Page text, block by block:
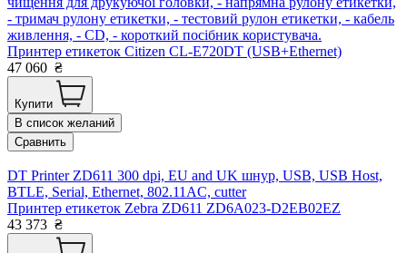
- тримач рулону етикетки, - тестовий рулон етикетки, - кабель
живлення, - CD, - короткий посібник користувача.
Принтер етикеток Citizen CL-E720DT (USB+Ethernet)
47 060 ₴
Купити
В список желаний
Сравнить
DT Printer ZD611 300 dpi, EU and UK шнур, USB, USB Host,
BTLE, Serial, Ethernet, 802.11AC, cutter
Принтер етикеток Zebra ZD611 ZD6A023-D2EB02EZ
43 373 ₴